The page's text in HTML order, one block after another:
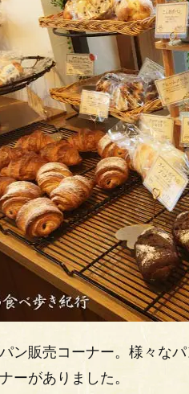
ン販売コーナー。様々な
ーがありました。